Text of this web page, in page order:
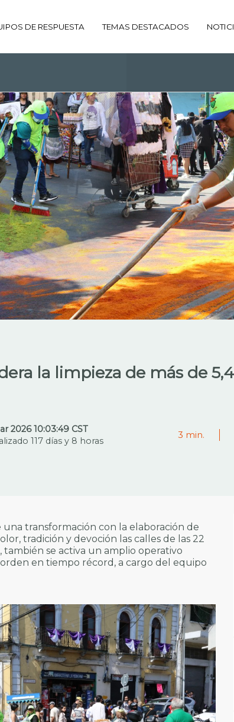
DE RESPUESTA TEMAS DESTACADOS
la limpieza de más de
2026 10:03:49 CST
117 días y 8 horas
3 min.
una transformación con la elaboración de
tradición y devoción las calles de las 22
se activa un amplio operativo
en tiempo récord, a cargo del equipo